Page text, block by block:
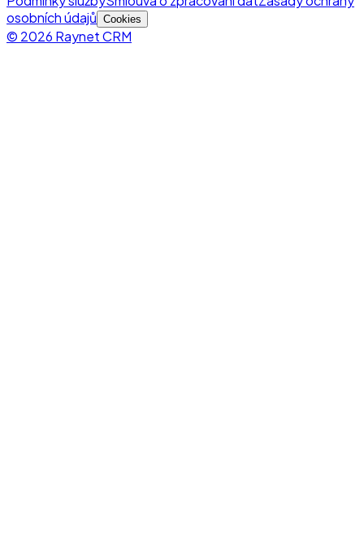
osobních údajů Cookies
© 2026 Raynet CRM